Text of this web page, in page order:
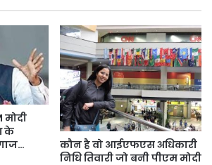
मोदी
के
कौन है वो आईएफएस अधिकारी
निधि तिवारी जो बनी पीएम मोदी